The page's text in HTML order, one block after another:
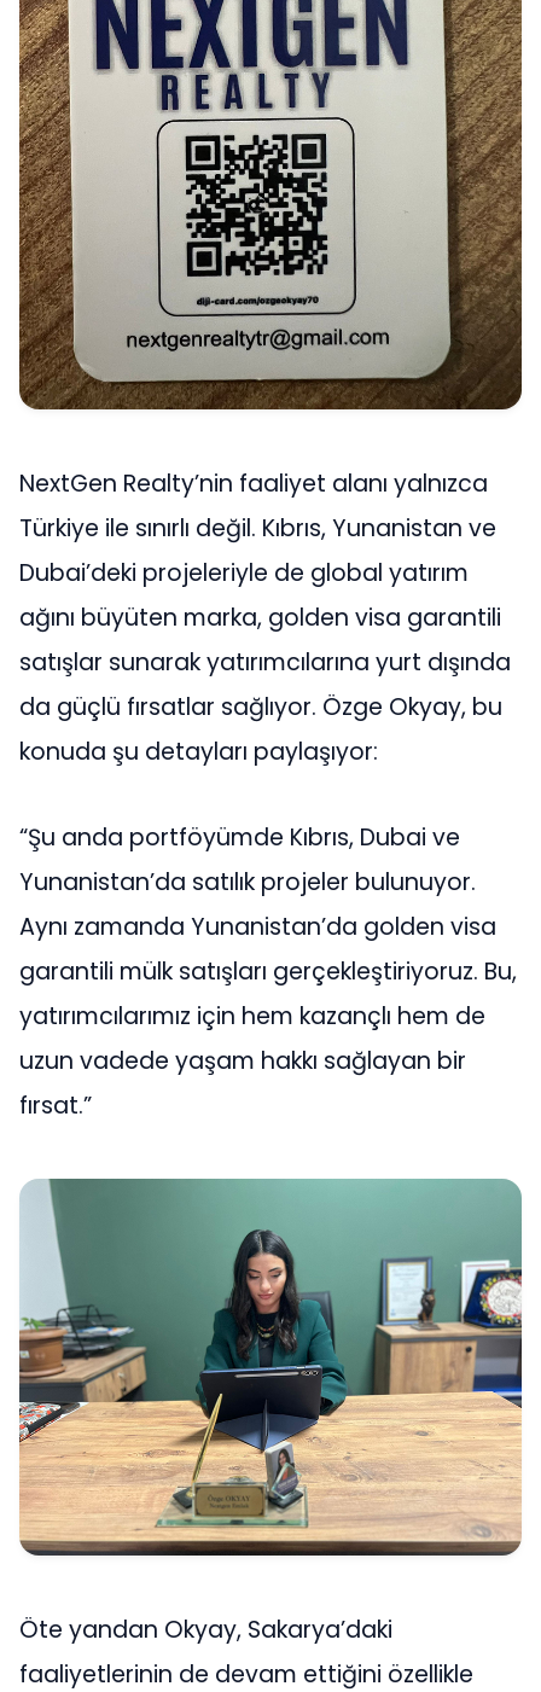
NextGen Realty’nin faaliyet alanı yalnızca
Türkiye ile sınırlı değil. Kıbrıs, Yunanistan ve
Dubai’deki projeleriyle de global yatırım
ağını büyüten marka, golden visa garantili
satışlar sunarak yatırımcılarına yurt dışında
da güçlü fırsatlar sağlıyor. Özge Okyay, bu
konuda şu detayları paylaşıyor:
“Şu anda portföyümde Kıbrıs, Dubai ve
Yunanistan’da satılık projeler bulunuyor.
Aynı zamanda Yunanistan’da golden visa
garantili mülk satışları gerçekleştiriyoruz. Bu,
yatırımcılarımız için hem kazançlı hem de
uzun vadede yaşam hakkı sağlayan bir
fırsat.”
Öte yandan Okyay, Sakarya’daki
faaliyetlerinin de devam ettiğini özellikle